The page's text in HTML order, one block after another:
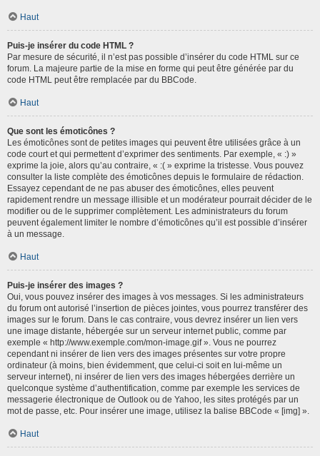
Haut
Puis-je insérer du code HTML ?
Par mesure de sécurité, il n’est pas possible d’insérer du code HTML sur ce
forum. La majeure partie de la mise en forme qui peut être générée par du
code HTML peut être remplacée par du BBCode.
Haut
Que sont les émoticônes ?
Les émoticônes sont de petites images qui peuvent être utilisées grâce à un
code court et qui permettent d’exprimer des sentiments. Par exemple, « :) »
exprime la joie, alors qu’au contraire, « :( » exprime la tristesse. Vous pouvez
consulter la liste complète des émoticônes depuis le formulaire de rédaction.
Essayez cependant de ne pas abuser des émoticônes, elles peuvent
rapidement rendre un message illisible et un modérateur pourrait décider de le
modifier ou de le supprimer complètement. Les administrateurs du forum
peuvent également limiter le nombre d’émoticônes qu’il est possible d’insérer
à un message.
Haut
Puis-je insérer des images ?
Oui, vous pouvez insérer des images à vos messages. Si les administrateurs
du forum ont autorisé l’insertion de pièces jointes, vous pourrez transférer des
images sur le forum. Dans le cas contraire, vous devrez insérer un lien vers
une image distante, hébergée sur un serveur internet public, comme par
exemple « http://www.exemple.com/mon-image.gif ». Vous ne pourrez
cependant ni insérer de lien vers des images présentes sur votre propre
ordinateur (à moins, bien évidemment, que celui-ci soit en lui-même un
serveur internet), ni insérer de lien vers des images hébergées derrière un
quelconque système d’authentification, comme par exemple les services de
messagerie électronique de Outlook ou de Yahoo, les sites protégés par un
mot de passe, etc. Pour insérer une image, utilisez la balise BBCode « [img] ».
Haut